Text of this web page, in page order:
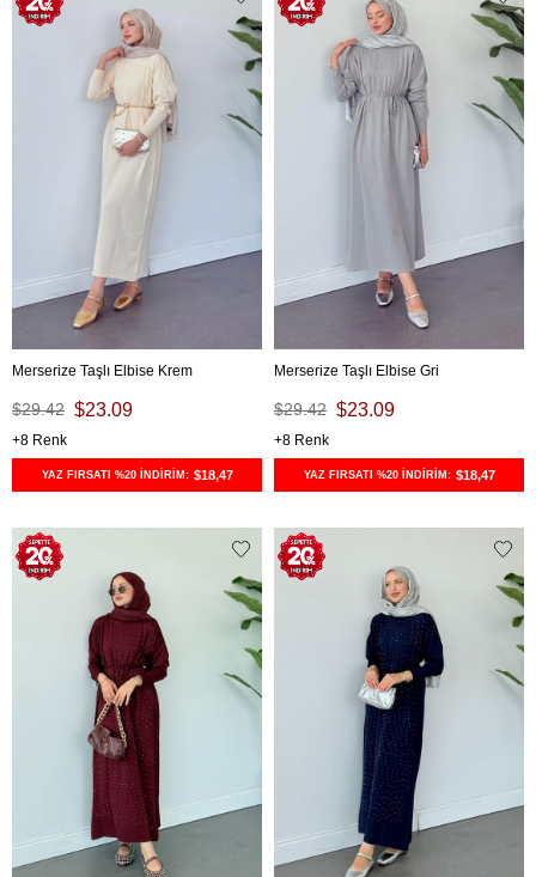
Merserize Taşlı Elbise Krem
$23.09
$29.42
8
YAZ FIRSATI %20 İNDİRİM: $18,47
Merserize Taşlı Elbise Gri
$23.09
$29.42
8
YAZ FIRSATI %20 İNDİRİM: $18,47